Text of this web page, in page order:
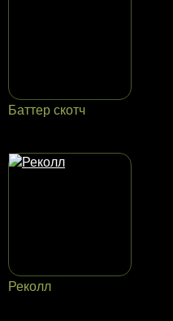
Баттер скотч
Реколл